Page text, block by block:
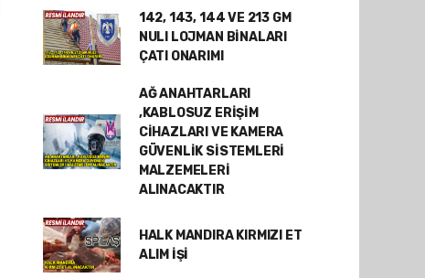
142, 143, 144 VE 213 GM
NULI LOJMAN BİNALARI
ÇATI ONARIMI
AĞ ANAHTARLARI
,KABLOSUZ ERİŞİM
CİHAZLARI VE KAMERA
GÜVENLİK SİSTEMLERİ
MALZEMELERİ
ALINACAKTIR
HALK MANDIRA KIRMIZI ET
ALIM İŞİ